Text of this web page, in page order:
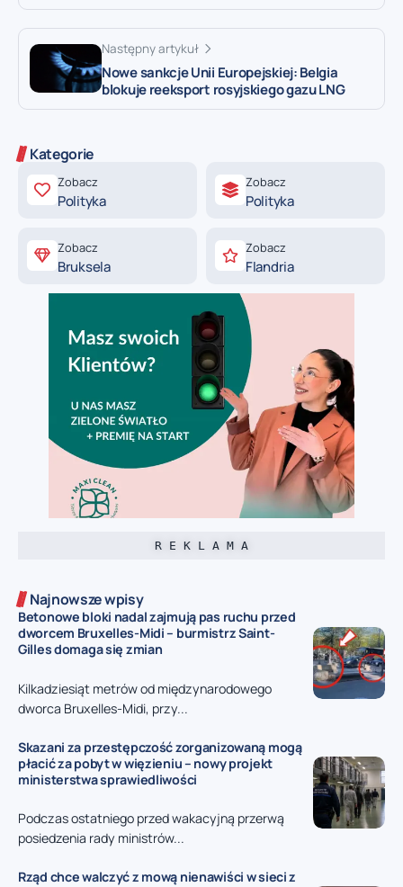
Następny artykuł
Nowe sankcje Unii Europejskiej: Belgia
blokuje reeksport rosyjskiego gazu LNG
Kategorie
Zobacz
Polityka
Zobacz
Polityka
Zobacz
Bruksela
Zobacz
Flandria
R E K L A M A
Najnowsze wpisy
Betonowe bloki nadal zajmują pas ruchu przed
dworcem Bruxelles-Midi – burmistrz Saint-
Gilles domaga się zmian
Kilkadziesiąt metrów od międzynarodowego
dworca Bruxelles-Midi, przy...
Skazani za przestępczość zorganizowaną mogą
płacić za pobyt w więzieniu – nowy projekt
ministerstwa sprawiedliwości
Podczas ostatniego przed wakacyjną przerwą
posiedzenia rady ministrów...
Rząd chce walczyć z mową nienawiści w sieci z